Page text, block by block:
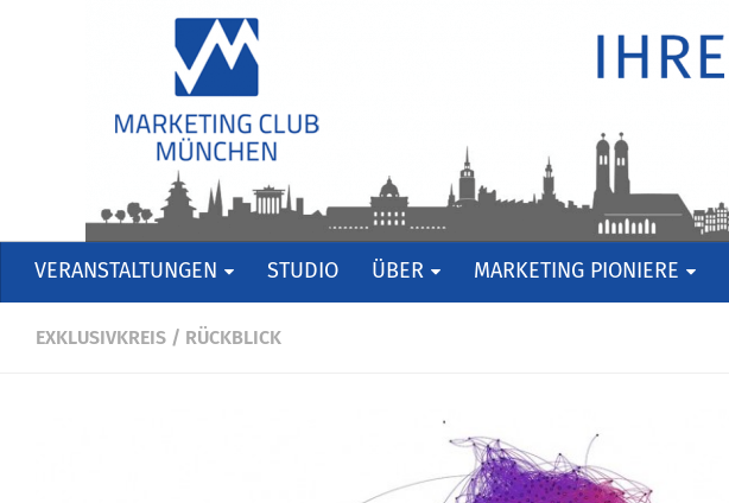
VERANSTALTUNGEN STUDIO ÜBER MARKETING PIONIERE
EXKLUSIVKREIS / RÜCKBLICK